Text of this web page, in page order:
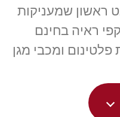
ראשון שמעניקות
ראיה בחינם
ומכבי מגן